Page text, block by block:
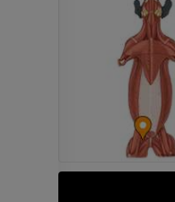
Cavallo - Osteologia
Illustrazioni